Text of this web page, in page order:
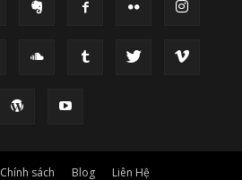
Chính sách Blog Liên Hệ